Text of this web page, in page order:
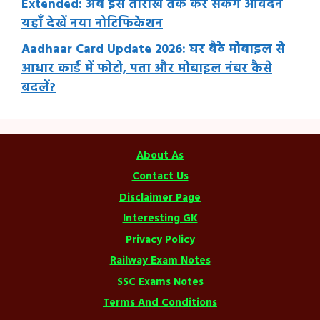
Extended: अब इस तारीख तक कर सकेंगे आवेदन
यहाँ देखें नया नोटिफिकेशन
Aadhaar Card Update 2026: घर बैठे मोबाइल से
आधार कार्ड में फोटो, पता और मोबाइल नंबर कैसे
बदलें?
About As
Contact Us
Disclaimer Page
Interesting GK
Privacy Policy
Railway Exam Notes
SSC Exams Notes
Terms And Conditions